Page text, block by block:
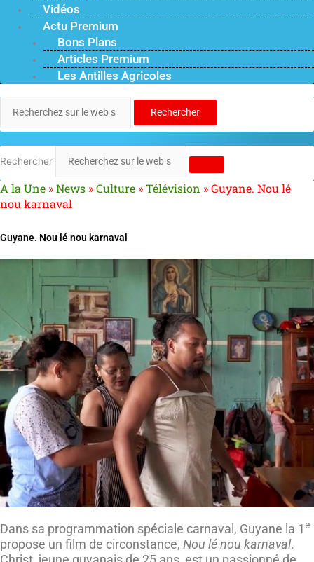
Vidéos
Actu Premium
Bons Plans
Articles Premium
Les Antilles Agricoles
Rechercher
Rechercher
A la Une »News »Culture »Télévision »Guyane. Nou lé
nou karnaval
Guyane. Nou lé nou karnaval
Dans sa programmation spéciale carnaval, Guyane la 1e
propose un film de circonstance, Nou lé nou karnaval.